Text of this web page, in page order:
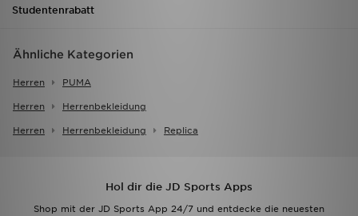
Studentenrabatt
Ähnliche Kategorien
Herren PUMA
Herren Herrenbekleidung
Herren Herrenbekleidung Replica
Hol dir die JD Sports Apps
Shop mit der JD Sports App 24/7 und entdecke die neuesten